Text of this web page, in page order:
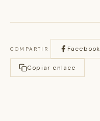
COMPARTIR Facebook
Copiar enlace